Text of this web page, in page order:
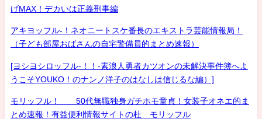
げMAX！デカいは正義刑事編
アキヨッフル-！ネオニートスケ番長のエキストラ芸能情報局！
（子ども部屋おばさんの自宅警備員的まとめ速報）
[ヨシヨシロッフル-！！-素浪人勇者カツオンの未解決事件簿へよ
うこそYOUKO！のナンノ洋子のはなしは信じるな編）]
モリッフル！ 50代無職独身ガチホモ童貞！女装子オネエ的ま
とめ速報！有益便利情報サイトの杜 モリッフル